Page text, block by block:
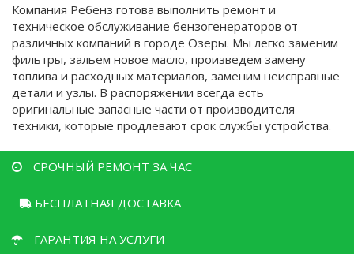
Компания Ребенз готова выполнить ремонт и
техническое обслуживание бензогенераторов от
различных компаний в городе Озеры. Мы легко заменим
фильтры, зальем новое масло, произведем замену
топлива и расходных материалов, заменим неисправные
детали и узлы. В распоряжении всегда есть
оригинальные запасные части от производителя
техники, которые продлевают срок службы устройства.
СРОЧНЫЙ РЕМОНТ ЗА ЧАС
БЕСПЛАТНАЯ ДОСТАВКА
ГАРАНТИЯ НА УСЛУГИ